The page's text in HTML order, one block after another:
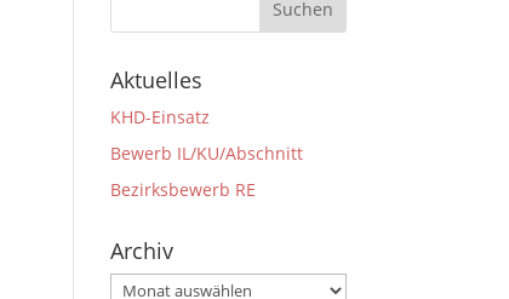
Aktuelles
KHD-Einsatz
Bewerb IL/KU/Abschnitt
Bezirksbewerb RE
Archiv
Archiv